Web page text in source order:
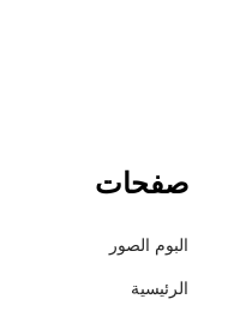
صفحات
البوم الصور
الرئيسية